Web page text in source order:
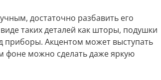
достаточно разбавить его
таких деталей как шторы, подушки
приборы. Акцентом может выступать
фоне можно сделать даже яркую